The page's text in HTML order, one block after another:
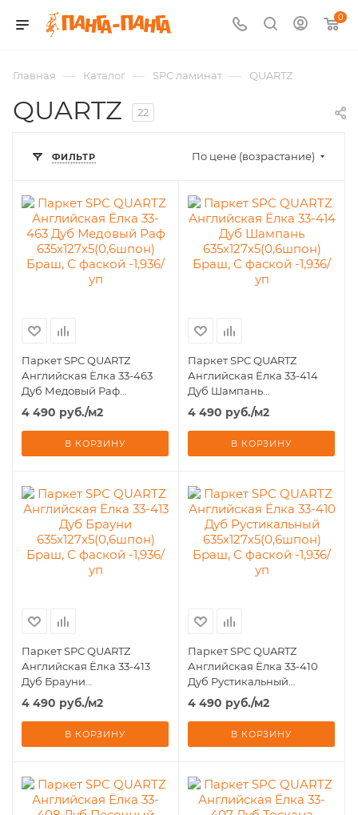
0
Главная — Каталог — SPC ламинат — QUARTZ
QUARTZ 22
ФИЛЬТР По цене (возрастание)
Паркет SPC QUARTZ
Английская Ёлка 33-463
Дуб Медовый Раф
635х127х5(0,6шпон) Браш, С
фаской -1,936/уп
4 490 руб./м2
В КОРЗИНУ
Паркет SPC QUARTZ
Английская Ёлка 33-414
Дуб Шампань
635х127х5(0,6шпон) Браш, С
фаской -1,936/уп
4 490 руб./м2
В КОРЗИНУ
Паркет SPC QUARTZ
Английская Ёлка 33-413
Дуб Брауни
635х127х5(0,6шпон) Браш, С
фаской -1,936/уп
4 490 руб./м2
В КОРЗИНУ
Паркет SPC QUARTZ
Английская Ёлка 33-410
Дуб Рустикальный
635х127х5(0,6шпон) Браш, С
фаской -1,936/уп
4 490 руб./м2
В КОРЗИНУ